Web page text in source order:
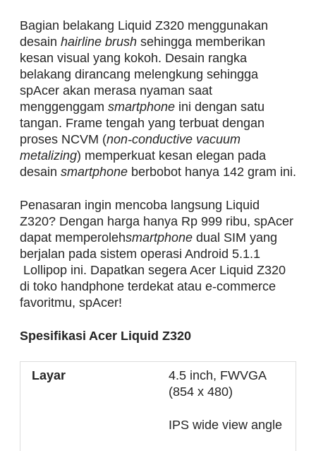
Bagian belakang Liquid Z320 menggunakan
desain hairline brushsehingga memberikan
kesan visual yang kokoh. Desain rangka
belakang dirancang melengkung sehingga
spAcer akan merasa nyaman saat
menggenggam smartphoneini dengan satu
tangan. Frame tengah yang terbuat dengan
proses NCVM (non-conductive vacuum
metalizing) memperkuat kesan elegan pada
desain smartphoneberbobot hanya 142 gram ini.
Penasaran ingin mencoba langsung Liquid
Z320? Dengan harga hanya Rp 999 ribu, spAcer
dapat memperolehsmartphonedual SIM yang
berjalan pada sistem operasi Android 5.1.1
Lollipop ini. Dapatkan segera Acer Liquid Z320
di toko handphone terdekat atau e-commerce
favoritmu, spAcer!
Spesifikasi Acer Liquid Z320
Layar
4.5 inch, FWVGA
(854 x 480)
IPS wide view angle